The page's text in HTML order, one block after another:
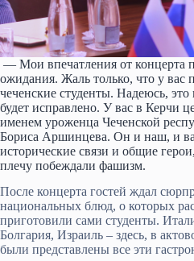
— Мои впечатления от концерта
ожидания. Жаль только, что у вас
чеченские студенты. Надеюсь, это
будет исправлено. У вас в Керчи
именем уроженца Чеченской
Бориса Аршинцева. Он и наш, и
исторические связи и общие
плечу побеждали фашизм.
После концерта гостей ждал
национальных блюд, о которых
приготовили сами студенты.
Болгария, Израиль – здесь, в
были представлены все эти